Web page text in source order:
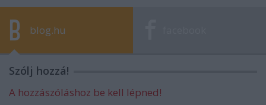
blog.hu
Szólj hozzá!
A hozzászóláshoz be kell lépned!